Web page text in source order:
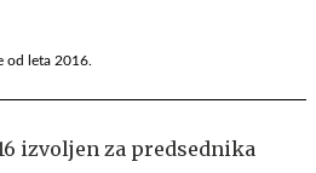
od leta 2016.
izvoljen za predsednika